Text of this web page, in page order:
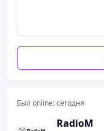
Был online:сегодня
RadioM